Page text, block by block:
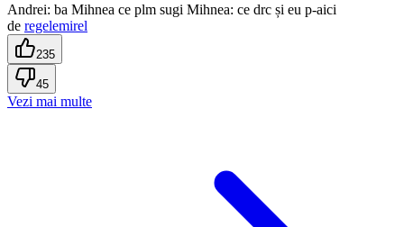
Andrei: ba Mihnea ce plm sugi Mihnea: ce drc și eu p-aici
de regelemirel
235
45
Vezi mai multe